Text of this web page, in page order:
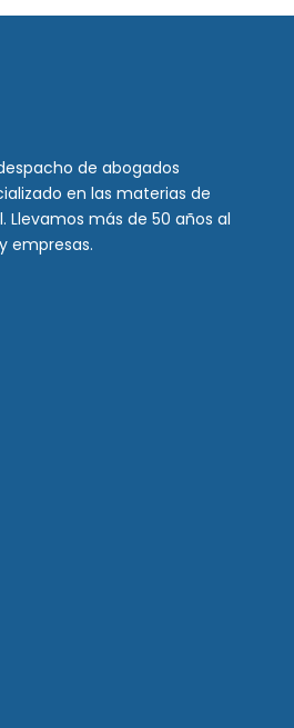
de abogados
en las materias de
Llevamos más de 50 años al
empresas.